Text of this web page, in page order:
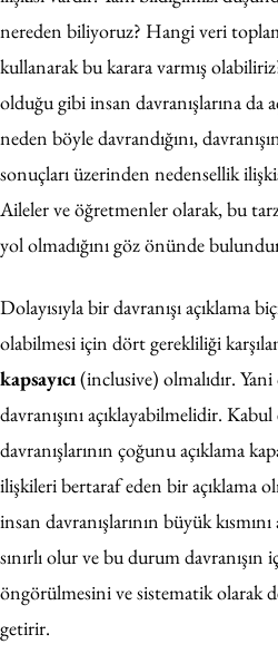
nereden biliyoruz? Hangi veri
kullanarak bu karara varmış
olduğu gibi insan davranışlarına da
neden böyle davrandığını,
sonuçları üzerinden nedensellik
Aileler ve öğretmenler olarak, bu
yol olmadığını göz önünde
Dolayısıyla bir davranışı açıklama
olabilmesi için dört gerekliliği
kapsayıcı(inclusive) olmalıdır.
davranışını açıklayabilmelidir.
davranışlarının çoğunu açıklama
ilişkileri bertaraf eden bir açıklama
insan davranışlarının büyük kısmını
sınırlı olur ve bu durum
öngörülmesini ve sistematik olarak
getirir.